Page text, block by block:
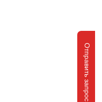
Отправить запрос